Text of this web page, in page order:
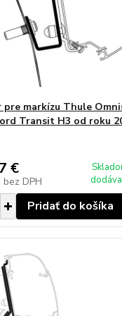
pre markízu Thule
Transit H3 od roku
€
bez DPH
Pridať do košíka